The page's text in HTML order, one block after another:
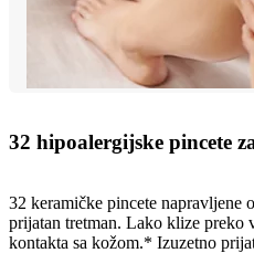
32 hipoalergijske pincete
32 keramičke pincete napravljene
prijatan tretman. Lako klize preko
kontakta sa kožom.* Izuzetno